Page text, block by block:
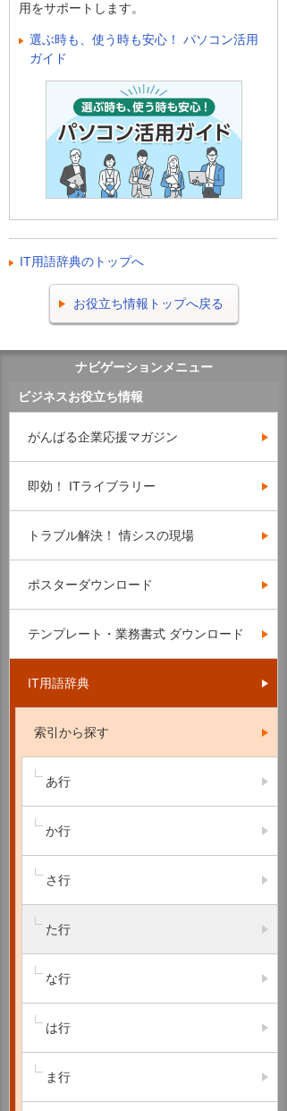
用をサポートします。
選ぶ時も、使う時も安心！ パソコン活用
ガイド
IT用語辞典のトップへ
お役立ち情報トップへ戻る
ナビゲーションメニュー
ビジネスお役立ち情報
がんばる企業応援マガジン
即効！ ITライブラリー
トラブル解決！ 情シスの現場
ポスターダウンロード
テンプレート・業務書式 ダウンロード
IT用語辞典
索引から探す
あ行
か行
さ行
た行
な行
は行
ま行